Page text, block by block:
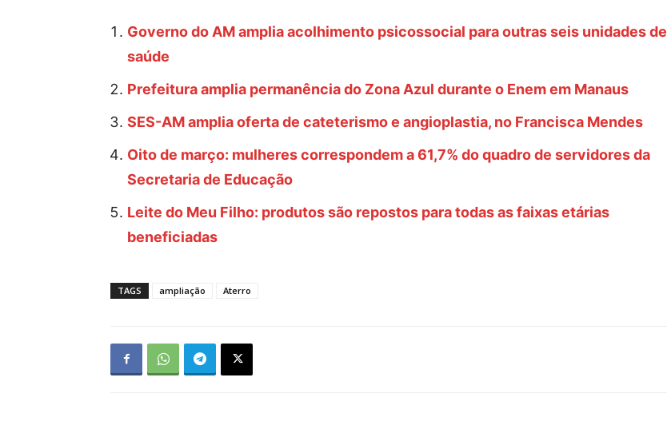
Governo do AM amplia acolhimento psicossocial para outras seis unidades de
saúde
Prefeitura amplia permanência do Zona Azul durante o Enem em Manaus
SES-AM amplia oferta de cateterismo e angioplastia, no Francisca Mendes
Oito de março: mulheres correspondem a 61,7% do quadro de servidores da
Secretaria de Educação
Leite do Meu Filho: produtos são repostos para todas as faixas etárias
beneficiadas
TAGS ampliação Aterro